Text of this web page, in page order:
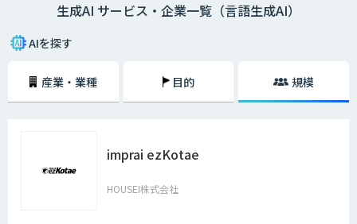
生成AI サービス・企業一覧（言語生成AI）
AIを探す
産業・業種 目的 規模
imprai ezKotae
HOUSEI株式会社